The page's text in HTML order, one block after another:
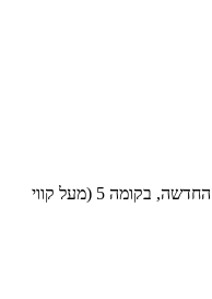
רחוב לוינסקי 108, בתוך התחנה המרכזית החדשה, בקומה 5 (מעל קווי